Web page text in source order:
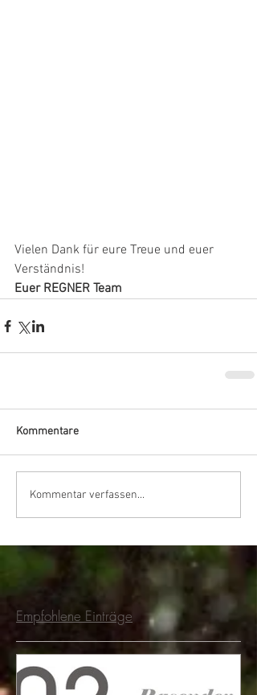
Vielen Dank für eure Treue und euer
Verständnis!
Euer REGNER Team
Kommentare
Kommentar verfassen...
Empfohlene Einträge